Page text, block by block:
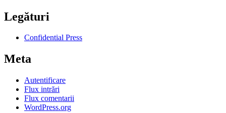
Legături
Confidential Press
Meta
Autentificare
Flux intrări
Flux comentarii
WordPress.org